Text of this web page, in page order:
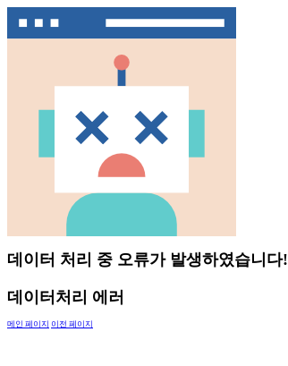
데이터 처리 중 오류가 발생하였습니다!
데이터처리 에러
메인 페이지 이전 페이지